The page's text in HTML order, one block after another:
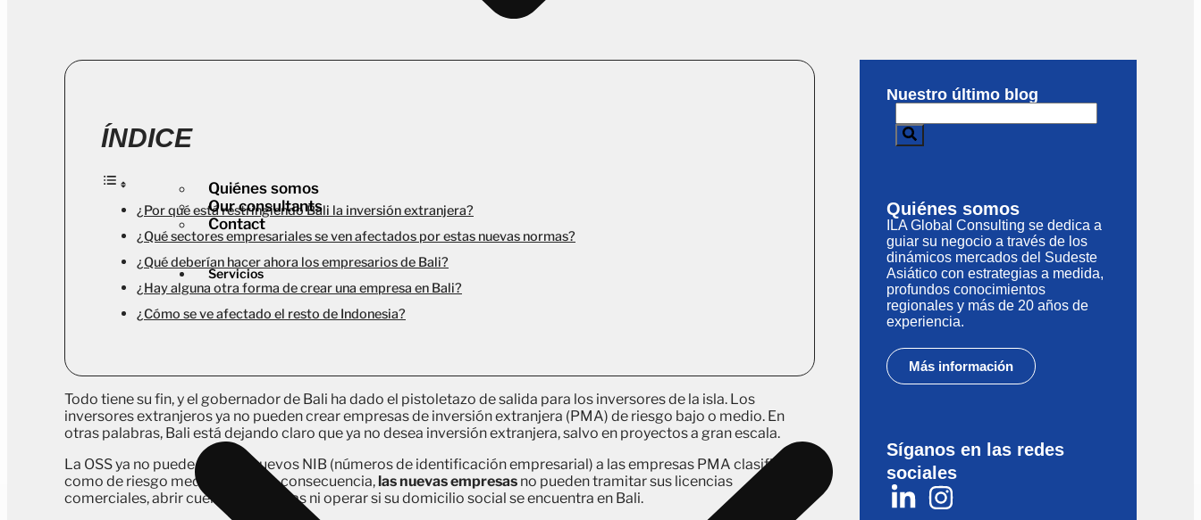
Quiénes somos
Our consultants
Contact
Servicios
ÍNDICE
¿Por qué está restringiendo Bali la inversión extranjera?
¿Qué sectores empresariales se ven afectados por estas nuevas normas?
¿Qué deberían hacer ahora los empresarios de Bali?
¿Hay alguna otra forma de crear una empresa en Bali?
¿Cómo se ve afectado el resto de Indonesia?
Todo tiene su fin, y el gobernador de Bali ha dado el pistoletazo de salida para los inversores de la isla. Los
inversores extranjeros ya no pueden crear empresas de inversión extranjera (PMA) de riesgo bajo o medio. En
otras palabras, Bali está dejando claro que ya no desea inversión extranjera, salvo en proyectos a gran escala.
La OSS ya no puede expedir nuevos NIB (números de identificación empresarial) a las empresas PMA clasificadas
como de riesgo medio y bajo. En consecuencia,las nuevas empresas no pueden tramitar sus licencias
comerciales, abrir cuentas bancarias ni operar si su domicilio social se encuentra en Bali.
Nuestro último blog
Quiénes somos
ILA Global Consulting se dedica a
guiar su negocio a través de los
dinámicos mercados del Sudeste
Asiático con estrategias a medida,
profundos conocimientos
regionales y más de 20 años de
experiencia.
Más información
Síganos en las redes
sociales